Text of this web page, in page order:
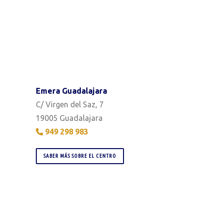
Emera Guadalajara
C/ Virgen del Saz, 7
19005 Guadalajara
949 298 983
SABER MÁS SOBRE EL CENTRO